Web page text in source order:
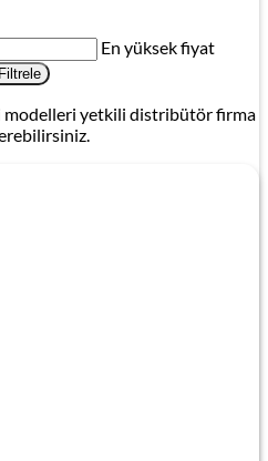
En yüksek fiyat
Filtrele
modelleri yetkili distribütör firma